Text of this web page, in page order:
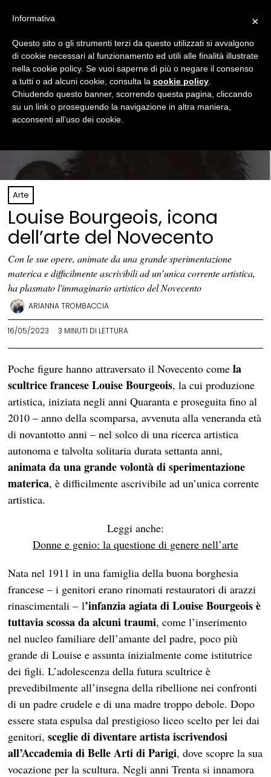
Arte
Louise Bourgeois, icona
dell’arte del Novecento
Con le sue opere, animate da una grande sperimentazione
materica e difficilmente ascrivibili ad un’unica corrente artistica,
ha plasmato l'immaginario artistico del Novecento
ARIANNA TROMBACCIA
16/05/2023 3 MINUTI DI LETTURA
Poche figure hanno attraversato il Novecento comela
scultrice francese Louise Bourgeois, la cui produzione
artistica, iniziata negli anni Quaranta e proseguita fino al
2010 – anno della scomparsa, avvenuta alla veneranda età
di novantotto anni – nel solco di una ricerca artistica
autonoma e talvolta solitaria durata settanta anni,
animata da una grande volontà di sperimentazione
materica, è difficilmente ascrivibile ad un’unica corrente
artistica.
Leggi anche:
Donne e genio: la questione di genere nell’arte
Nata nel 1911 in una famiglia della buona borghesia
francese – i genitori erano rinomati restauratori di arazzi
rinascimentali – l’infanzia agiata di Louise Bourgeois è
tuttavia scossa da alcuni traumi, come l’inserimento
nel nucleo familiare dell’amante del padre, poco più
grande di Louise e assunta inizialmente come istitutrice
dei figli. L’adolescenza della futura scultrice è
prevedibilmente all’insegna della ribellione nei confronti
di un padre crudele e di una madre troppo debole. Dopo
essere stata espulsa dal prestigioso liceo scelto per lei dai
genitori,sceglie di diventare artista iscrivendosi
all’Accademia di Belle Arti di Parigi, dove scopre la sua
vocazione per la scultura. Negli anni Trenta si innamora
×
Informativa
Questo sito o gli strumenti terzi da questo utilizzati si avvalgono
di cookie necessari al funzionamento ed utili alle finalità illustrate
nella cookie policy. Se vuoi saperne di più o negare il consenso
a tutti o ad alcuni cookie, consulta la cookie policy
Chiudendo questo banner, scorrendo questa pagina, cliccando
su un link o proseguendo la navigazione in altra maniera,
acconsenti all’uso dei cookie.